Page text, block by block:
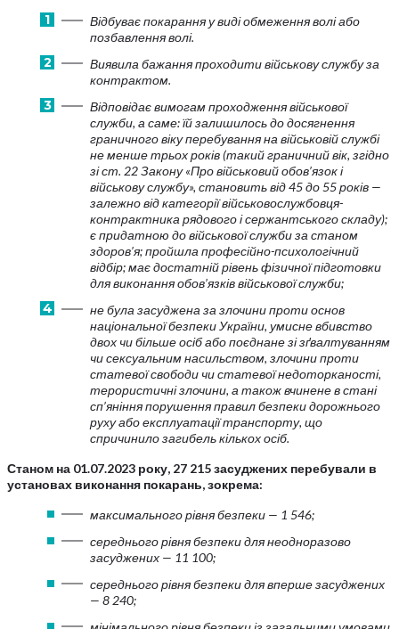
Відбуває покарання у виді обмеження волі або
позбавлення волі.
Виявила бажання проходити військову службу за
контрактом.
Відповідає вимогам проходження військової
служби, а саме: їй залишилось до досягнення
граничного віку перебування на військовій службі
не менше трьох років (такий граничний вік, згідно
зі ст. 22 Закону «Про військовий обов’язок і
військову службу», становить від 45 до 55 років —
залежно від категорії військовослужбовця-
контрактника рядового і сержантського складу);
є придатною до військової служби за станом
здоров’я; пройшла професійно-психологічний
відбір; має достатній рівень фізичної підготовки
для виконання обов’язків військової служби;
не була засуджена за злочини проти основ
національної безпеки України, умисне вбивство
двох чи більше осіб або поєднане зі зґвалтуванням
чи сексуальним насильством, злочини проти
статевої свободи чи статевої недоторканості,
терористичні злочини, а також вчинене в стані
сп’яніння порушення правил безпеки дорожнього
руху або експлуатації транспорту, що
спричинило загибель кількох осіб.
Станом на 01.07.2023 року, 27 215 засуджених перебували в
установах виконання покарань, зокрема:
максимального рівня безпеки — 1 546;
середнього рівня безпеки для неодноразово
засуджених — 11 100;
середнього рівня безпеки для вперше засуджених
— 8 240;